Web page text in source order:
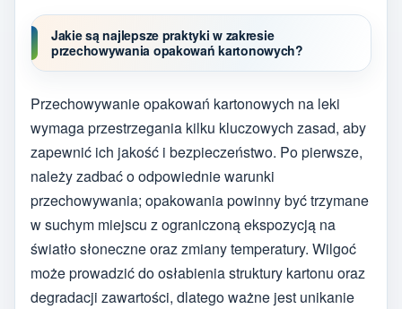
Jakie są najlepsze praktyki w zakresie
przechowywania opakowań kartonowych?
Przechowywanie opakowań kartonowych na leki
wymaga przestrzegania kilku kluczowych zasad, aby
zapewnić ich jakość i bezpieczeństwo. Po pierwsze,
należy zadbać o odpowiednie warunki
przechowywania; opakowania powinny być trzymane
w suchym miejscu z ograniczoną ekspozycją na
światło słoneczne oraz zmiany temperatury. Wilgoć
może prowadzić do osłabienia struktury kartonu oraz
degradacji zawartości, dlatego ważne jest unikanie